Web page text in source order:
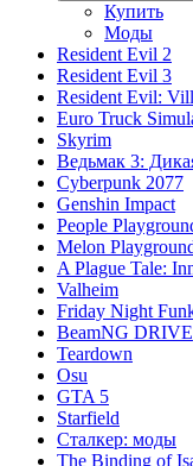
Купить
Моды
Resident Evil 2
Resident Evil 3
Resident Evil:
Euro Truck
Skyrim
Ведьмак 3:
Cyberpunk 2077
Genshin Impact
People
Melon
A Plague Tale:
Valheim
Friday Night
BeamNG DRIVE
Teardown
Osu
GTA 5
Starfield
Сталкер: моды
The Binding of